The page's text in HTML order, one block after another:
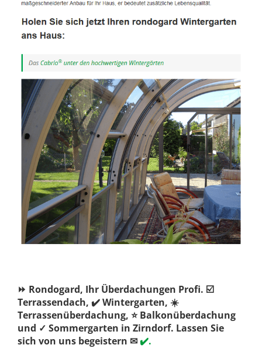
⏩ Rondogard, Ihr Überdachungen Profi. ☑️
Terrassendach, ✔️ Wintergarten, ☀️
Terrassenüberdachung, ⭐ Balkonüberdachung
und ✓ Sommergarten in Zirndorf. Lassen Sie
sich von uns begeistern ✉✔️.